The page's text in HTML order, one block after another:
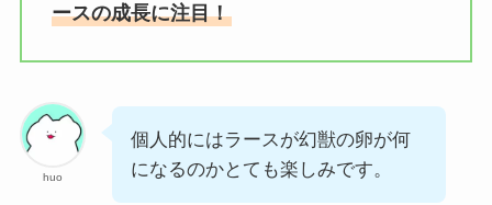
ースの成長に注目！
huo
個人的にはラースが幻獣の卵が何
になるのかとても楽しみです。